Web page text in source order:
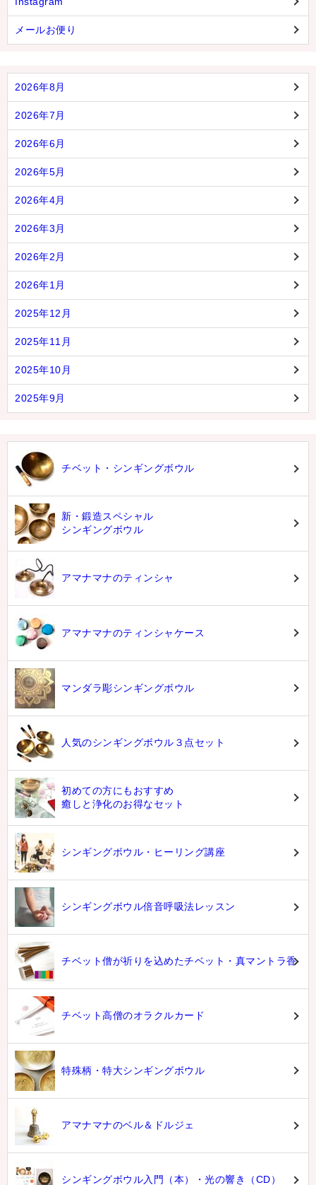
メールお便り
2026年8月
2026年7月
2026年6月
2026年5月
2026年4月
2026年3月
2026年2月
2026年1月
2025年12月
2025年11月
2025年10月
2025年9月
チベット・シンギングボウル
新・鍛造スペシャル
シンギングボウル
アマナマナのティンシャ
アマナマナのティンシャケース
マンダラ彫シンギングボウル
人気のシンギングボウル３点セット
初めての方にもおすすめ
癒しと浄化のお得なセット
シンギングボウル・ヒーリング講座
シンギングボウル倍音呼吸法レッスン
チベット僧が祈りを込めたチベット・真マントラ香
チベット高僧のオラクルカード
特殊柄・特大シンギングボウル
アマナマナのベル＆ドルジェ
シンギングボウル入門（本）・光の響き（CD）